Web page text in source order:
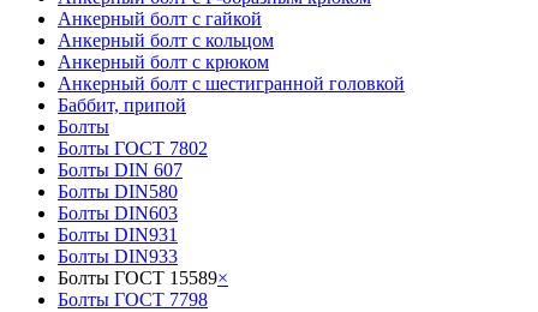
Анкерный болт с гайкой
Анкерный болт с кольцом
Анкерный болт с крюком
Анкерный болт с шестигранной головкой
Баббит, припой
Болты
Болты ГОСТ 7802
Болты DIN 607
Болты DIN580
Болты DIN603
Болты DIN931
Болты DIN933
Болты ГОСТ 15589×
Болты ГОСТ 7798